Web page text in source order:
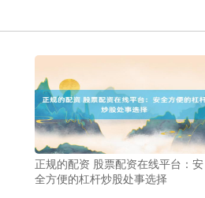
正规的配资 股票配资在线平台：安
全方便的杠杆炒股处事选择